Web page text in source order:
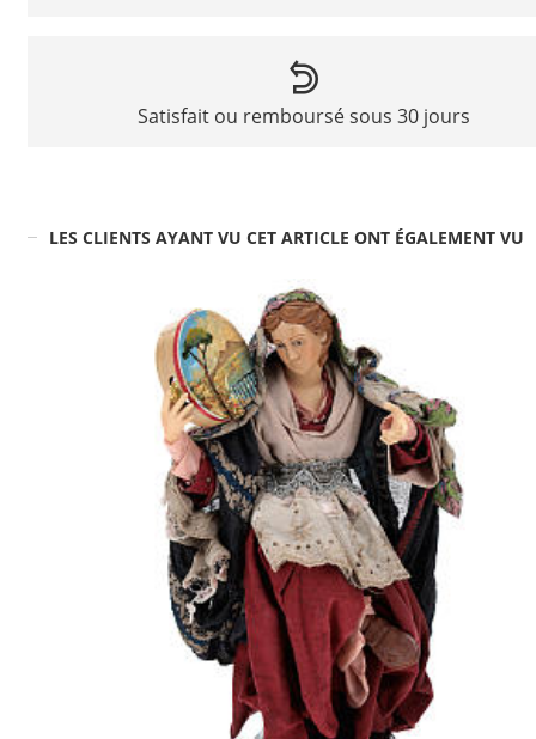
Satisfait ou remboursé sous 30 jours
LES CLIENTS AYANT VU CET ARTICLE ONT ÉGALEMENT VU